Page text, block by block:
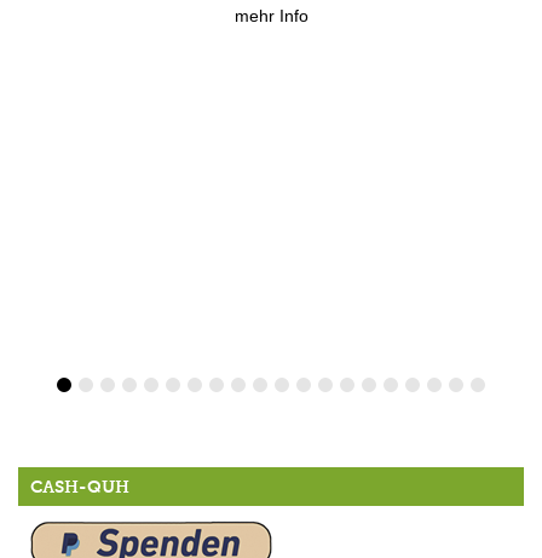
mehr Info
CASH-QUH